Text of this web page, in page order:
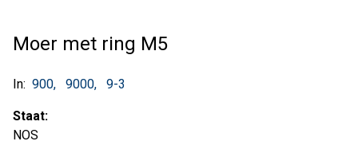
Moer met ring M5
In: 900 9000 9-3
Staat:
NOS